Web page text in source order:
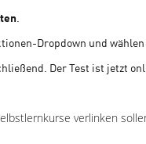
.
Dropdown und wählen
Der Test ist jetzt
verlinken